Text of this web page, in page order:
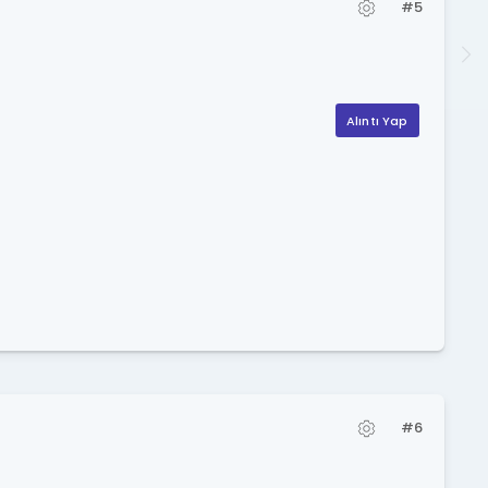
#5
Alıntı Yap
#6